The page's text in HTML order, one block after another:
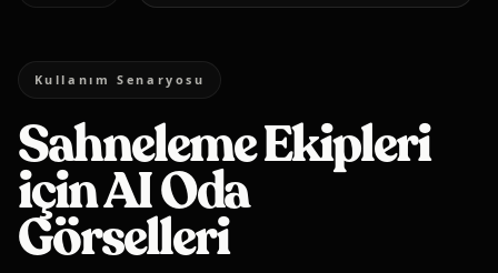
Room AI Studio
DilTürkçe
Kullanım Senaryosu
Sahneleme Ekipleri
için AI Oda
Görselleri